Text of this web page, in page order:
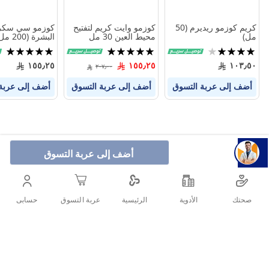
أضف إلى عربة التسوق
كريم كوزمو ريديرم (50
مل)
تقييم:
80%
١٠٣٫٥٠
أضف إلى عربة التسوق
كوزمو وايت كريم لتفتيح
محيط العين 30 مل
تقييم:
100%
١٥٥٫٢٥ ٢٠٧٫٠٠
أضف إلى عربة التسوق
كوزمو سي
البشرة (200 مل)
تقييم:
100%
١٥٥٫٢٥
أضف إلى
صحتك الأدوية الرئيسية عربة التسوق حسابى